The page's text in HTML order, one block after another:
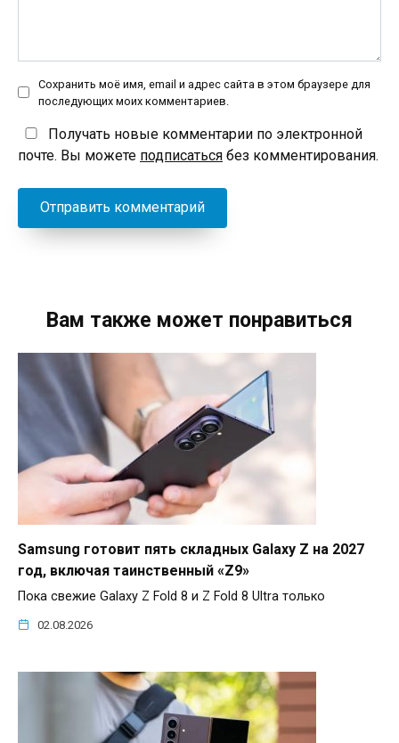
Сохранить моё имя, email и адрес сайта в этом браузере для
последующих моих комментариев.
Получать новые комментарии по электронной
почте. Вы можете подписаться без комментирования.
Вам также может понравиться
Samsung готовит пять складных Galaxy Z на 2027
год, включая таинственный «Z9»
Пока свежие Galaxy Z Fold 8 и Z Fold 8 Ultra только
02.08.2026